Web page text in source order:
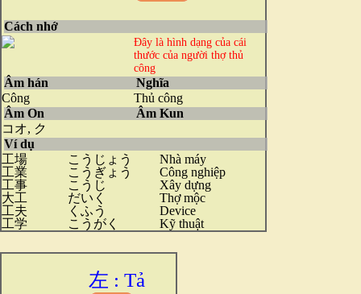
Cách nhớ
Đây là hình dạng của cái
thước của người thợ thủ
công
Âm hán
Công
Nghĩa
Thủ công
Âm On
コオ, ク
Âm Kun
Ví dụ
工場
こうじょう
Nhà máy
工業
こうぎょう
Công nghiệp
工事
こうじ
Xây dựng
大工
だいく
Thợ mộc
工夫
くふう
Device
工学
こうがく Kỹ thuật
左 : Tả